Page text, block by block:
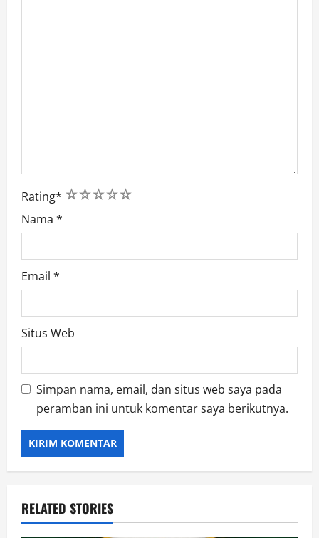
Rating* 5
4
3
2
1
Nama *
Email *
Situs Web
Simpan nama, email, dan situs web saya pada
peramban ini untuk komentar saya berikutnya.
RELATED STORIES